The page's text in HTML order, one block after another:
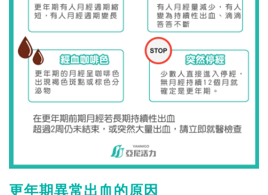
更年期異常出血的原因